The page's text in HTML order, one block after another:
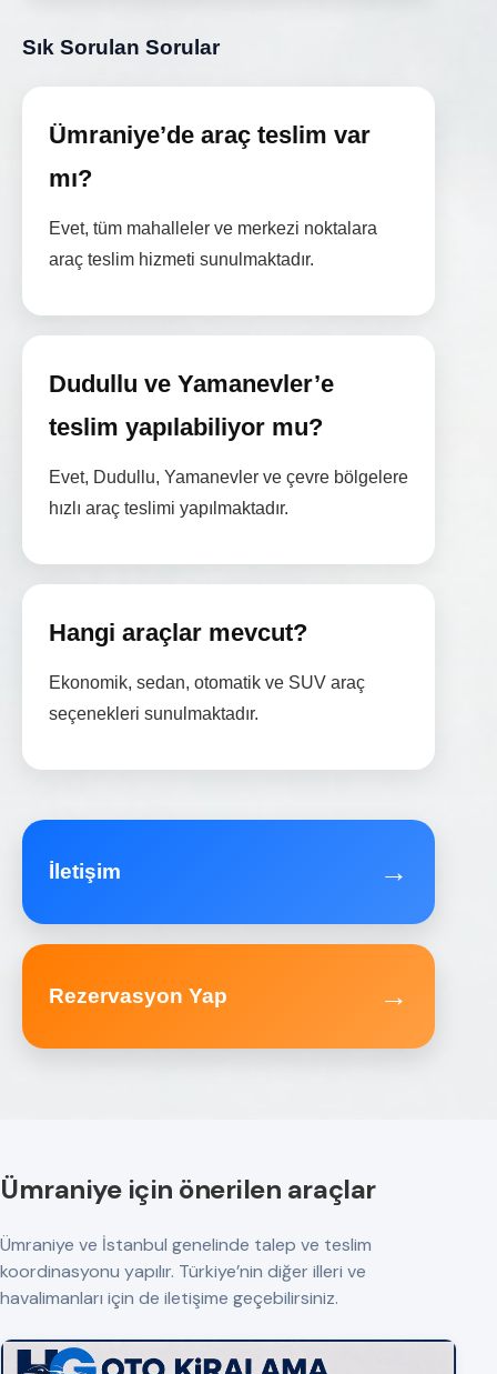
Sık Sorulan Sorular
Ümraniye’de araç teslim var
mı?
Evet, tüm mahalleler ve merkezi noktalara
araç teslim hizmeti sunulmaktadır.
Dudullu ve Yamanevler’e
teslim yapılabiliyor mu?
Evet, Dudullu, Yamanevler ve çevre bölgelere
hızlı araç teslimi yapılmaktadır.
Hangi araçlar mevcut?
Ekonomik, sedan, otomatik ve SUV araç
seçenekleri sunulmaktadır.
İletişim →
Rezervasyon Yap →
Ümraniye için önerilen araçlar
Ümraniye ve İstanbul genelinde talep ve teslim
koordinasyonu yapılır. Türkiye’nin diğer illeri ve
havalimanları için de iletişime geçebilirsiniz.